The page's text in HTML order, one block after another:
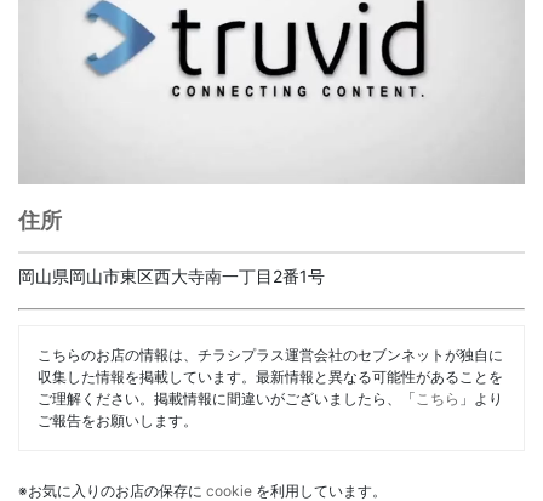
住所
岡山県岡山市東区西大寺南一丁目2番1号
こちらのお店の情報は、チラシプラス運営会社のセブンネットが独自に
収集した情報を掲載しています。最新情報と異なる可能性があることを
ご理解ください。掲載情報に間違いがございましたら、「 こちら 」より
ご報告をお願いします。
※お気に入りのお店の保存に cookie を利用しています。